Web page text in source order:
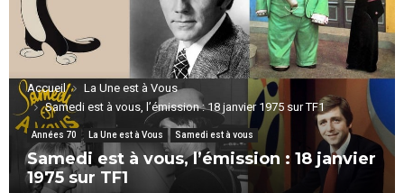
Accueil
La Une est à Vous
Samedi est à vous, l’émission : 18 janvier 1975 sur TF1
Années 70 La Une est à Vous Samedi est à vous
Samedi est à vous, l’émission : 18 janvier
1975 sur TF1